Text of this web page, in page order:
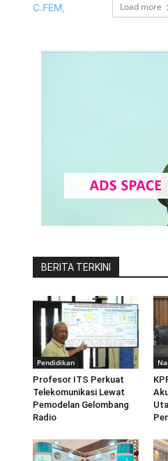
Load more
BERITA TERKINI
Pendidikan
Profesor ITS Perkuat
Telekomunikasi Lewat
Pemodelan Gelombang
Radio